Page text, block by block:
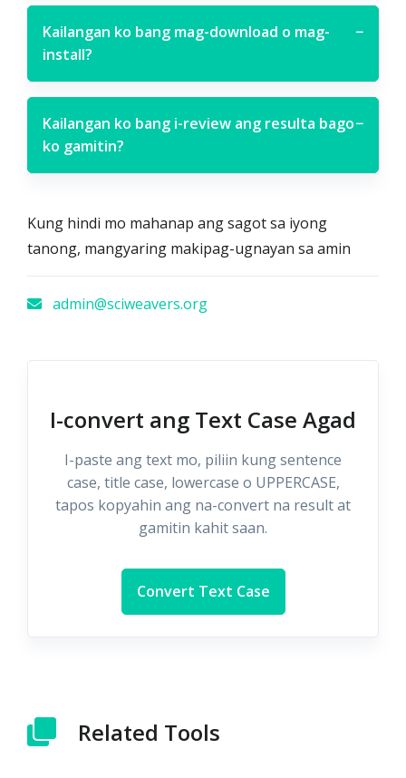
Kailangan ko bang mag-download o mag-
install?
−
Kailangan ko bang i-review ang resulta bago
ko gamitin?
−
Kung hindi mo mahanap ang sagot sa iyong
tanong, mangyaring makipag-ugnayan sa amin
admin@sciweavers.org
I-convert ang Text Case Agad
I-paste ang text mo, piliin kung sentence
case, title case, lowercase o UPPERCASE,
tapos kopyahin ang na-convert na result at
gamitin kahit saan.
Convert Text Case
Related Tools